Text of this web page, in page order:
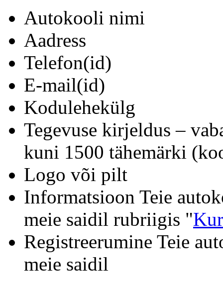
Autokooli nimi
Aadress
Telefon(id)
E-mail(id)
Kodulehekülg
Tegevuse kirjeldus –
kuni 1500 tähemärki
Logo või pilt
Informatsioon Teie
meie saidil rubriigis "
Registreerumine Teie
meie saidil